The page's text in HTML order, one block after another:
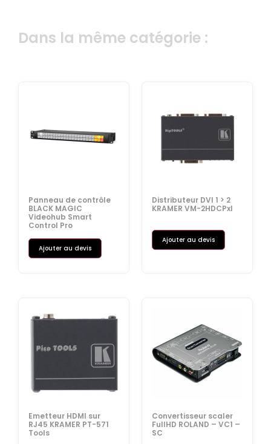
Dans la même catégorie :
Panneau de contrôle
BLACK MAGIC
Videohub Smart
Control Pro
Ajouter au devis
Distributeur DVI 1 > 2
KRAMER VM-2HDCPxl
Ajouter au devis
Emetteur HDMI sur
RJ45 KRAMER PT-571
Tools
Convertisseur scaler
FullHD ROLAND – VC1 –
SC